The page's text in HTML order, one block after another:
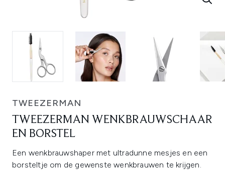
TWEEZERMAN
TWEEZERMAN WENKBRAUWSCHAAR
EN BORSTEL
Een wenkbrauwshaper met ultradunne mesjes en een
borsteltje om de gewenste wenkbrauwen te krijgen.